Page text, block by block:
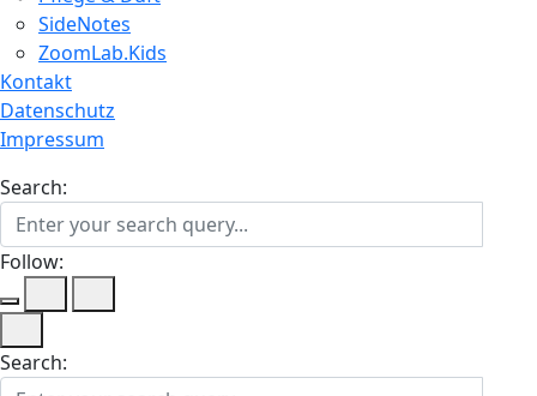
SideNotes
ZoomLab.Kids
Kontakt
Datenschutz
Impressum
Search:
Follow:
Search: